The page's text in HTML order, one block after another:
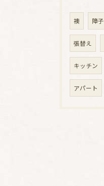
襖 障子
張替え
キッチン
アパート